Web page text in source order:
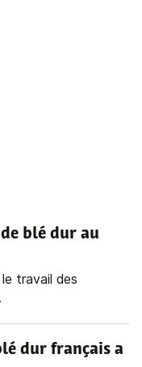
blé dur au
travail des
dur français a